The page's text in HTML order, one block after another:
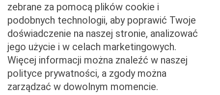
Właściciel serwisu
Baveno Sp. z o. o.
Czerniakowska 71/408a
00-715 Warszawa
NIP: 5273093569
zebrane za pomocą plików cookie i
podobnych technologii, aby poprawić Twoje
doświadczenie na naszej stronie, analizować
jego użycie i w celach marketingowych.
Więcej informacji można znaleźć w naszej
polityce prywatności, a zgody można
zarządzać w dowolnym momencie.